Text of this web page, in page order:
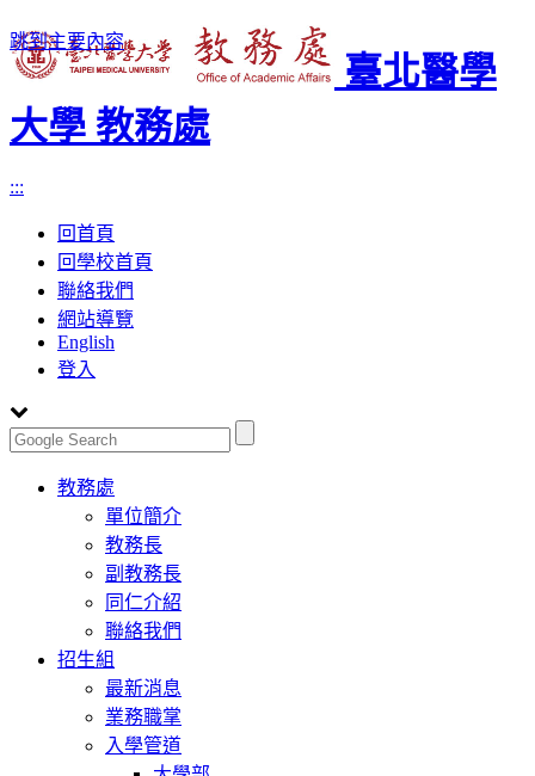
跳到主要內容
臺北醫學
大學 教務處
:::
回首頁
回學校首頁
聯絡我們
網站導覽
English
登入
Toggle
navigation
教務處
單位簡介
教務長
副教務長
同仁介紹
聯絡我們
招生組
最新消息
業務職掌
入學管道